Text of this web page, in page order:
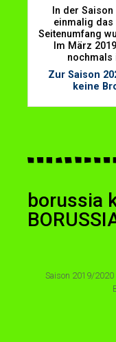
In der
einmalig das
Seitenumfang
Im März
nochmals
Zur Saison
keine
borussia
Saison 2019/2020